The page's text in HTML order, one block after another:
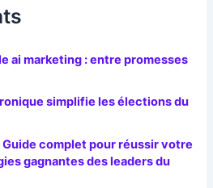
ai marketing : entre promesses
simplifie les élections du
complet pour réussir votre
gagnantes des leaders du